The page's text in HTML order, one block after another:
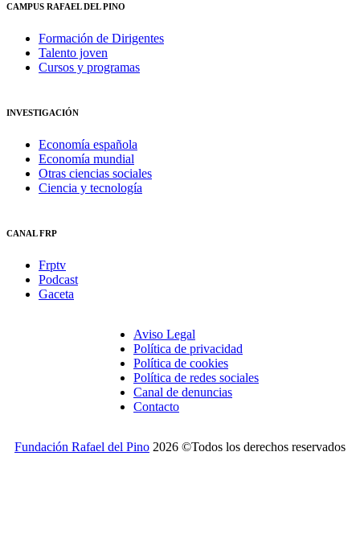
CAMPUS RAFAEL DEL PINO
Formación de Dirigentes
Talento joven
Cursos y programas
INVESTIGACIÓN
Economía española
Economía mundial
Otras ciencias sociales
Ciencia y tecnología
CANAL FRP
Frptv
Podcast
Gaceta
Aviso Legal
Política de privacidad
Política de cookies
Política de redes sociales
Canal de denuncias
Contacto
Fundación Rafael del Pino 2026 ©Todos los derechos reservados